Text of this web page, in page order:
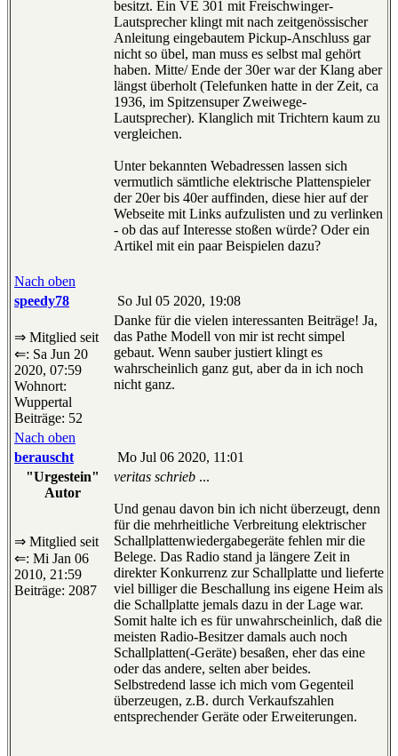
besitzt. Ein VE 301 mit Freischwinger-
Lautsprecher klingt mit nach zeitgenössischer
Anleitung eingebautem Pickup-Anschluss gar
nicht so übel, man muss es selbst mal gehört
haben. Mitte/ Ende der 30er war der Klang aber
längst überholt (Telefunken hatte in der Zeit, ca
1936, im Spitzensuper Zweiwege-
Lautsprecher). Klanglich mit Trichtern kaum zu
vergleichen.
Unter bekannten Webadressen lassen sich
vermutlich sämtliche elektrische Plattenspieler
der 20er bis 40er auffinden, diese hier auf der
Webseite mit Links aufzulisten und zu verlinken
- ob das auf Interesse stoßen würde? Oder ein
Artikel mit ein paar Beispielen dazu?
Nach oben
speedy78
So Jul 05 2020, 19:08
⇒ Mitglied seit
⇐: Sa Jun 20
2020, 07:59
Wohnort:
Wuppertal
Beiträge: 52
Danke für die vielen interessanten Beiträge! Ja,
das Pathe Modell von mir ist recht simpel
gebaut. Wenn sauber justiert klingt es
wahrscheinlich ganz gut, aber da in ich noch
nicht ganz.
Nach oben
berauscht
Mo Jul 06 2020, 11:01
"Urgestein"
Autor
⇒ Mitglied seit
⇐: Mi Jan 06
2010, 21:59
Beiträge: 2087
veritas schrieb ...
Und genau davon bin ich nicht überzeugt, denn
für die mehrheitliche Verbreitung elektrischer
Schallplattenwiedergabegeräte fehlen mir die
Belege. Das Radio stand ja längere Zeit in
direkter Konkurrenz zur Schallplatte und lieferte
viel billiger die Beschallung ins eigene Heim als
die Schallplatte jemals dazu in der Lage war.
Somit halte ich es für unwahrscheinlich, daß die
meisten Radio-Besitzer damals auch noch
Schallplatten(-Geräte) besaßen, eher das eine
oder das andere, selten aber beides.
Selbstredend lasse ich mich vom Gegenteil
überzeugen, z.B. durch Verkaufszahlen
entsprechender Geräte oder Erweiterungen.